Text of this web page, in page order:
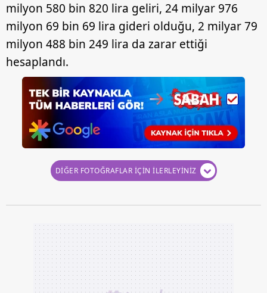
milyon 580 bin 820 lira geliri, 24 milyar 976
milyon 69 bin 69 lira gideri olduğu, 2 milyar 79
milyon 488 bin 249 lira da zarar ettiği
hesaplandı.
DİĞER FOTOĞRAFLAR İÇİN İLERLEYİNİZ